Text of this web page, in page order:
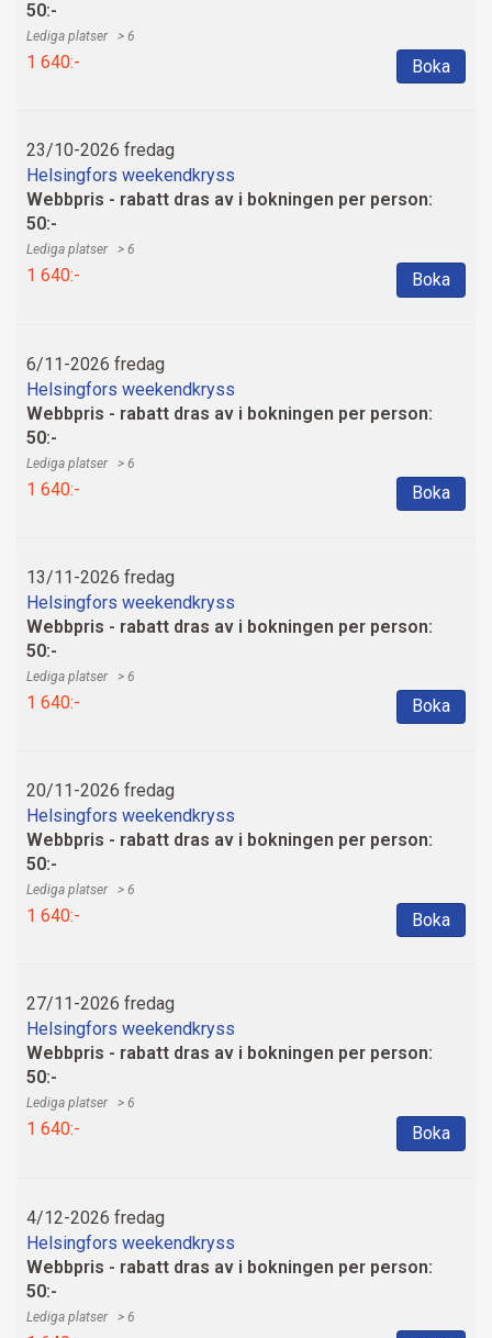
50:-
> 6
1 640:- Boka
23/10-2026 fredag
Helsingfors weekendkryss
Webbpris - rabatt dras av i bokningen per person:
50:-
> 6
1 640:- Boka
6/11-2026 fredag
Helsingfors weekendkryss
Webbpris - rabatt dras av i bokningen per person:
50:-
> 6
1 640:- Boka
13/11-2026 fredag
Helsingfors weekendkryss
Webbpris - rabatt dras av i bokningen per person:
50:-
> 6
1 640:- Boka
20/11-2026 fredag
Helsingfors weekendkryss
Webbpris - rabatt dras av i bokningen per person:
50:-
> 6
1 640:- Boka
27/11-2026 fredag
Helsingfors weekendkryss
Webbpris - rabatt dras av i bokningen per person:
50:-
> 6
1 640:- Boka
4/12-2026 fredag
Helsingfors weekendkryss
Webbpris - rabatt dras av i bokningen per person:
50:-
> 6